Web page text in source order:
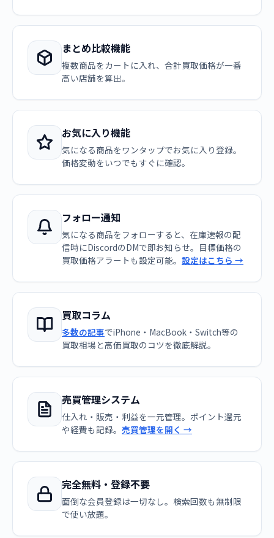
まとめ比較機能
複数商品をカートに入れ、合計買取価格が一番
高い店舗を算出。
お気に入り機能
気になる商品をワンタップでお気に入り登録。
価格変動をいつでもすぐに確認。
フォロー通知
気になる商品をフォローすると、在庫速報の配
信時にDiscordのDMで即お知らせ。目標価格の
買取価格アラートも設定可能。 設定はこちら →
買取コラム
多数の記事でiPhone・MacBook・Switch等の
買取相場と高価買取のコツを徹底解説。
売買管理システム
仕入れ・販売・利益を一元管理。ポイント還元
や経費も記録。 売買管理を開く →
完全無料・登録不要
面倒な会員登録は一切なし。検索回数も無制限
で使い放題。